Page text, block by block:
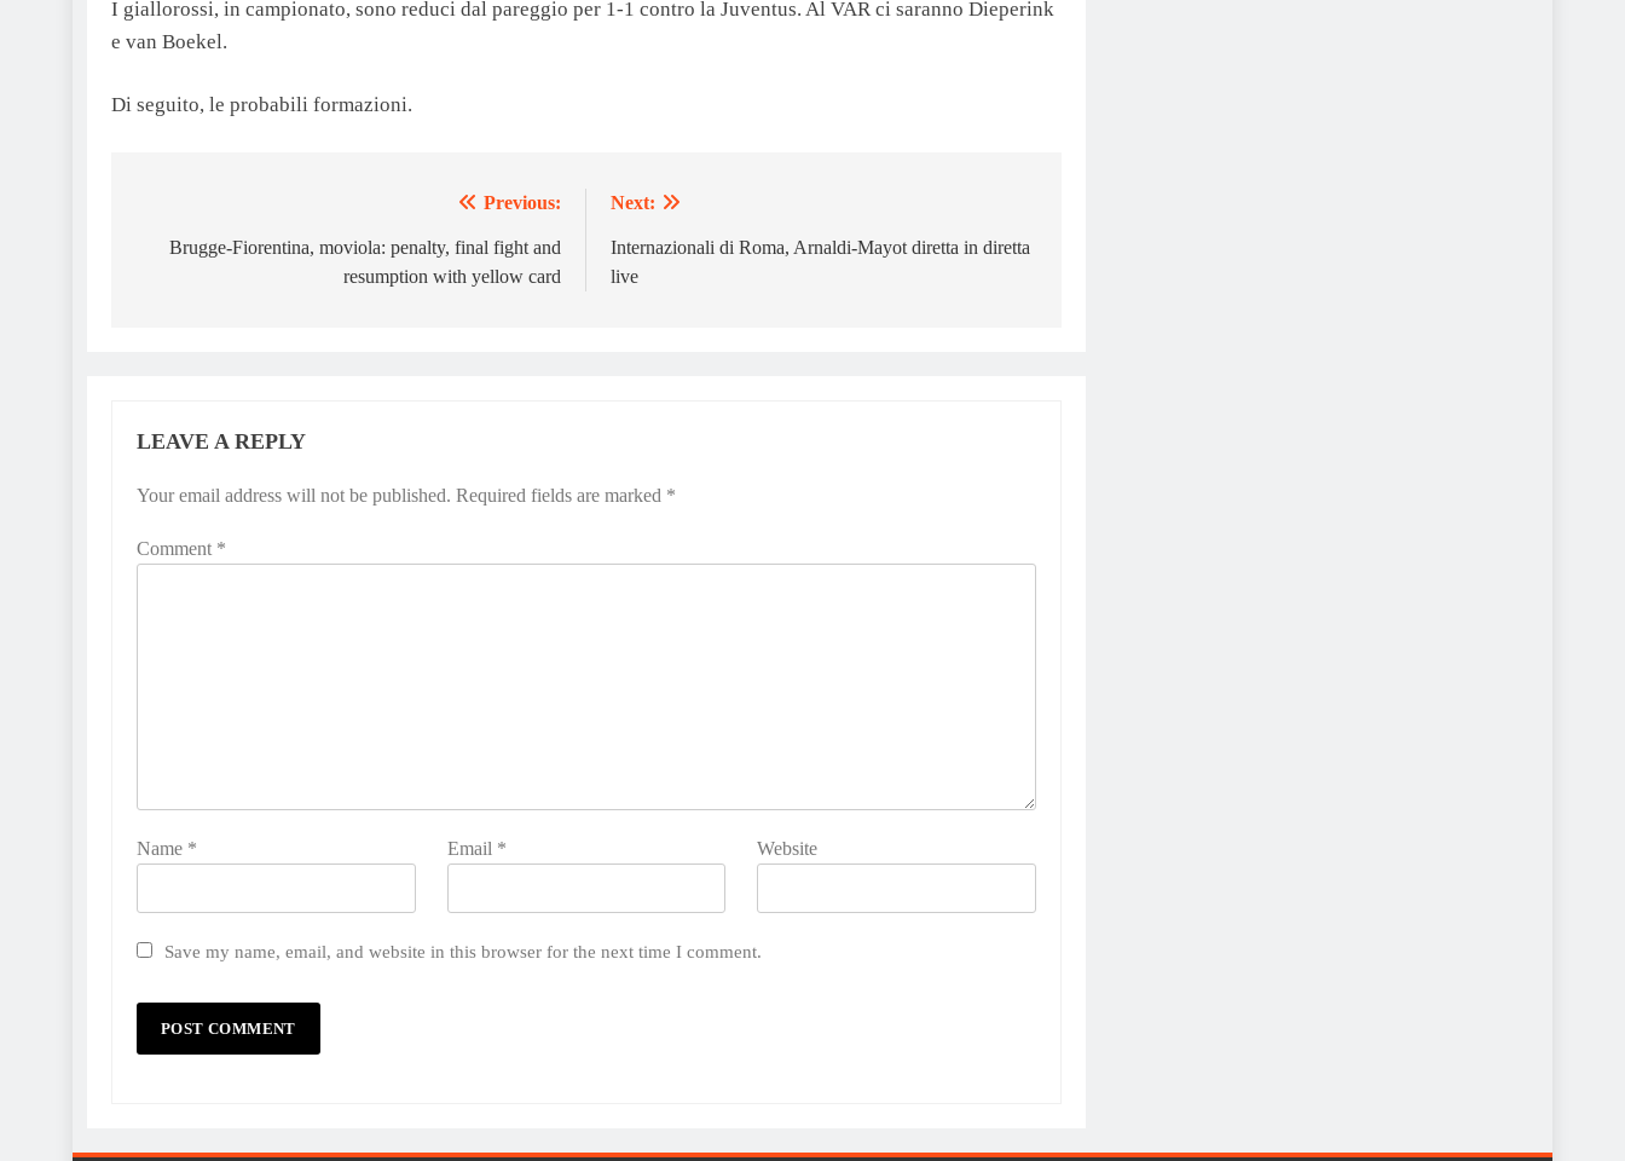
I giallorossi, in campionato, sono reduci dal pareggio per 1-1 contro la Juventus. Al VAR ci saranno Dieperink
e van Boekel.
Di seguito, le probabili formazioni.
navigation
Previous:
Brugge-Fiorentina, moviola: penalty, final fight and
resumption with yellow card
Next:
Internazionali di Roma, Arnaldi-Mayot diretta in diretta
live
LEAVE A REPLY
Your email address will not be published. Required fields are marked *
Comment *
Name * Email * Website
Save my name, email, and website in this browser for the next time I comment.